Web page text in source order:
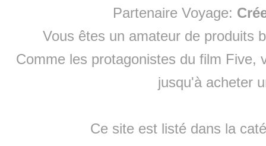
Partenaire Voyage:
Vous êtes un amateur de produits
Comme les protagonistes du film Five,
jusqu'à acheter
Ce site est listé dans la